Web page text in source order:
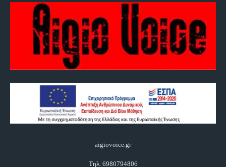
aigiovoice.gr
Τηλ. 6980794806